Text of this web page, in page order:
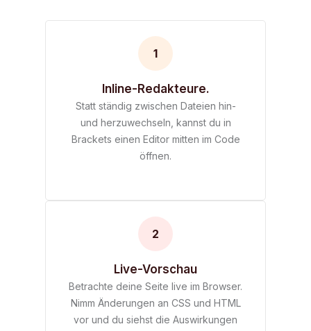
1
Inline-Redakteure.
Statt ständig zwischen Dateien hin-
und herzuwechseln, kannst du in
Brackets einen Editor mitten im Code
öffnen.
2
Live-Vorschau
Betrachte deine Seite live im Browser.
Nimm Änderungen an CSS und HTML
vor und du siehst die Auswirkungen